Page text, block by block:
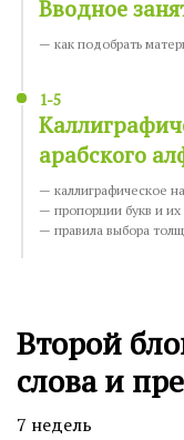
Вводное
— как подобрать
1-5
арабского
— каллиграфическое
— пропорции букв и
— правила выбора
Второй
слова и
7 недель